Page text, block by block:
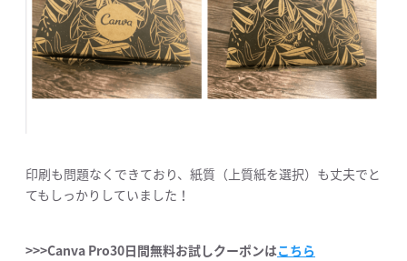
印刷も問題なくできており、紙質（上質紙を選択）も丈夫でと
てもしっかりしていました！
>>>Canva Pro30日間無料お試しクーポンはこちら